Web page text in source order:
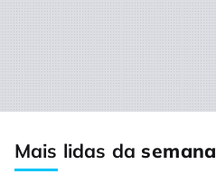
Mais lidas dasemana